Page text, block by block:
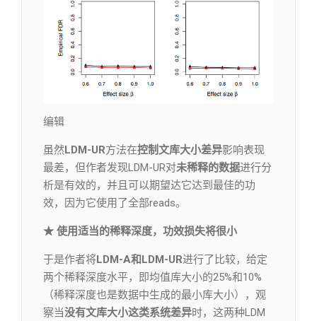
编辑​
虽然LDM-UR方法在控制文库大小差异影响表现
最差，但作者发现LDM-UR对未稀释的数据进行分
析是有效的，并且可以期望达它达到最佳的功
效，因为它使用了全部reads。
★ 使用适当的稀释深度，功效损失将很小
于是作者将LDM-A和LDM-UR进行了比较，给定
两个稀释深度水平，即均值库大小的25%和10%
（稀释深度也是数据中生成的最小库大小），观
察当没有文库大小这类系统差异时，这两种LDM